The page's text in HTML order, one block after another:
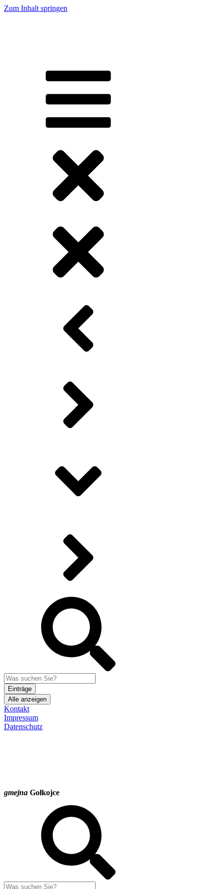
Zum Inhalt springen
Einträge
Alle anzeigen
Kontakt
Impressum
Datenschutz
gmejna Gołkojce